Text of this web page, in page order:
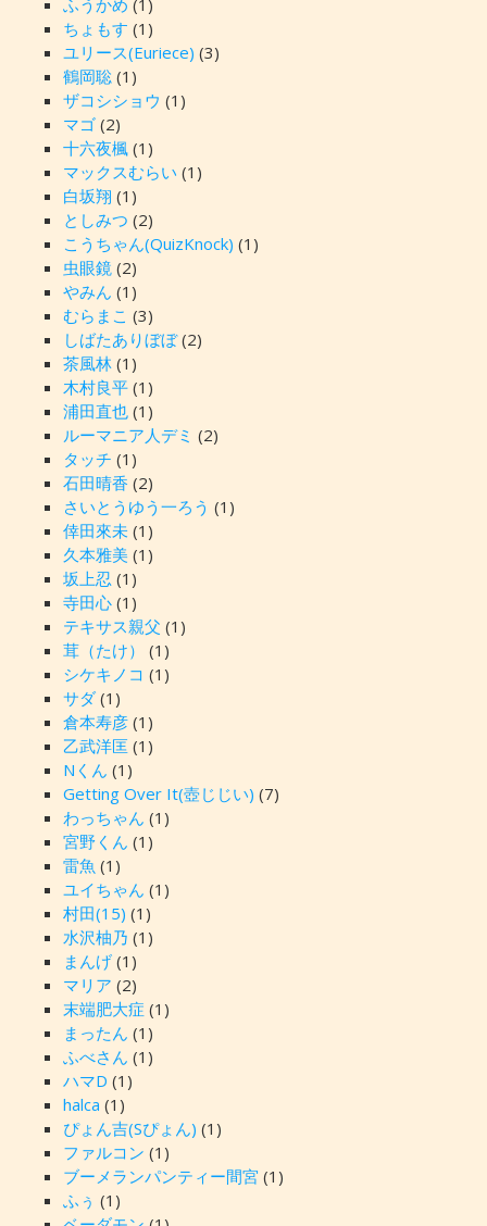
ふうかめ (1)
ちょもす (1)
ユリース(Euriece) (3)
鶴岡聡(1)
ザコシショウ (1)
マゴ(2)
十六夜楓(1)
マックスむらい (1)
白坂翔 (1)
としみつ (2)
こうちゃん(QuizKnock) (1)
虫眼鏡(2)
やみん (1)
むらまこ (3)
しばたありぼぼ(2)
茶風林(1)
木村良平(1)
浦田直也(1)
ルーマニア人デミ (2)
タッチ (1)
石田晴香 (2)
さいとうゆう一ろう (1)
倖田來未(1)
久本雅美(1)
坂上忍 (1)
寺田心(1)
テキサス親父 (1)
茸（たけ）
(1)
シケキノコ (1)
サダ(1)
倉本寿彦(1)
乙武洋匡 (1)
Nくん (1)
Getting Over It(壺じじい) (7)
わっちゃん (1)
宮野くん (1)
雷魚 (1)
ユイちゃん (1)
村田(15) (1)
水沢柚乃 (1)
まんげ(1)
マリア (2)
末端肥大症 (1)
まったん (1)
ふべさん (1)
ハマD (1)
halca (1)
ぴょん吉(Sぴょん) (1)
ファルコン (1)
ブーメランパンティー間宮 (1)
ふぅ (1)